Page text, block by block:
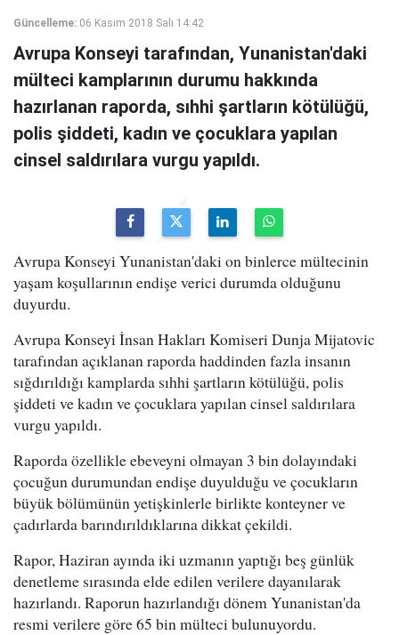
Güncelleme: 06 Kasım 2018 Salı 14:42
Avrupa Konseyi tarafından, Yunanistan'daki
mülteci kamplarının durumu hakkında
hazırlanan raporda, sıhhi şartların kötülüğü,
polis şiddeti, kadın ve çocuklara yapılan
cinsel saldırılara vurgu yapıldı.
Avrupa Konseyi Yunanistan'daki on binlerce mültecinin
yaşam koşullarının endişe verici durumda olduğunu
duyurdu.
Avrupa Konseyi İnsan Hakları Komiseri Dunja Mijatovic
tarafından açıklanan raporda haddinden fazla insanın
sığdırıldığı kamplarda sıhhi şartların kötülüğü, polis
şiddeti ve kadın ve çocuklara yapılan cinsel saldırılara
vurgu yapıldı.
Raporda özellikle ebeveyni olmayan 3 bin dolayındaki
çocuğun durumundan endişe duyulduğu ve çocukların
büyük bölümünün yetişkinlerle birlikte konteyner ve
çadırlarda barındırıldıklarına dikkat çekildi.
Rapor, Haziran ayında iki uzmanın yaptığı beş günlük
denetleme sırasında elde edilen verilere dayanılarak
hazırlandı. Raporun hazırlandığı dönem Yunanistan'da
resmi verilere göre 65 bin mülteci bulunuyordu.